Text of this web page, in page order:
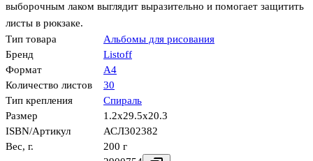
выборочным лаком выглядит выразительно и помогает защитить
листы в рюкзаке.
Тип товара
Альбомы для рисования
Бренд
Listoff
Формат
А4
Количество листов
30
Тип крепления
Спираль
Размер
1.2x29.5x20.3
ISBN/Артикул
АСЛ302382
Вес, г.
200 г